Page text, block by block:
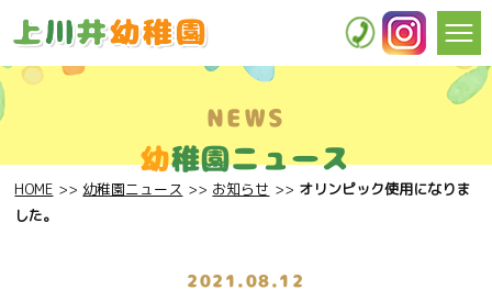
NEWS
幼稚園ニュース
HOME 幼稚園ニュース お知らせ
オリンピック使用になりま
した。
2021.08.12